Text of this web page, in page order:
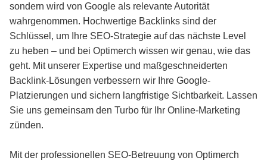
sondern wird von Google als relevante Autorität
wahrgenommen. Hochwertige Backlinks sind der
Schlüssel, um Ihre SEO-Strategie auf das nächste Level
zu heben – und bei Optimerch wissen wir genau, wie das
geht. Mit unserer Expertise und maßgeschneiderten
Backlink-Lösungen verbessern wir Ihre Google-
Platzierungen und sichern langfristige Sichtbarkeit. Lassen
Sie uns gemeinsam den Turbo für Ihr Online-Marketing
zünden.
Mit der professionellen SEO-Betreuung von Optimerch